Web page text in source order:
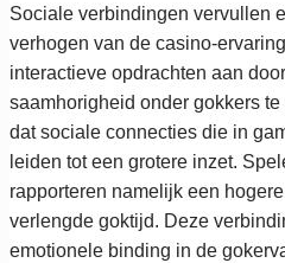
Sociale verbindingen vervullen
verhogen van de casino-
interactieve opdrachten aan
saamhorigheid onder gokkers
dat sociale connecties die in
leiden tot een grotere inzet.
rapporteren namelijk een
verlengde goktijd. Deze
emotionele binding in de